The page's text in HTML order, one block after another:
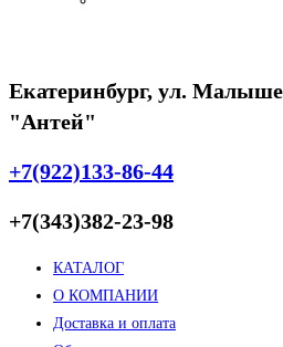
Екатеринбург, ул.
"Антей"
+7(922)133-86-44
+7(343)382-23-98
КАТАЛОГ
О КОМПАНИИ
Доставка и оплата